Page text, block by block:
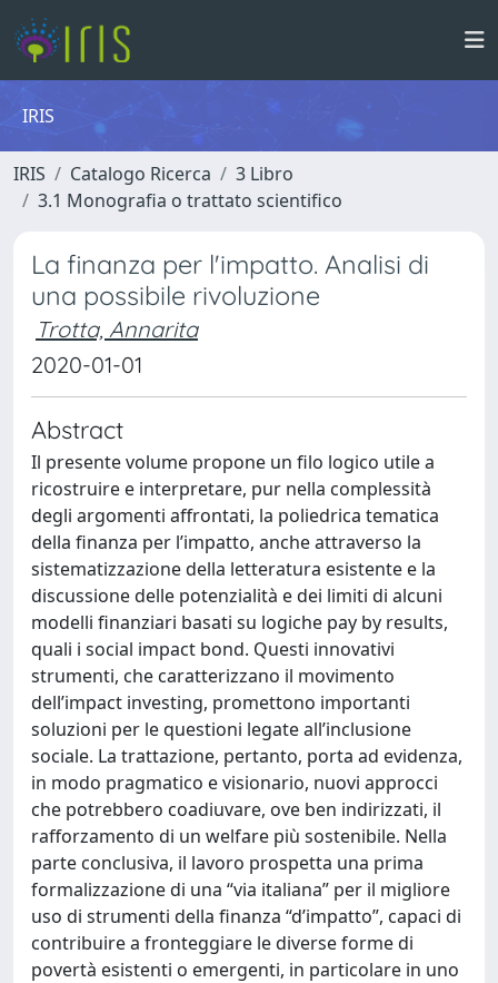
IRIS
IRIS Catalogo Ricerca
3 Libro
3.1 Monografia o trattato scientifico
La finanza per l'impatto. Analisi di
una possibile rivoluzione
Trotta, Annarita
2020-01-01
Abstract
Il presente volume propone un filo logico utile a
ricostruire e interpretare, pur nella complessità
degli argomenti affrontati, la poliedrica tematica
della finanza per l’impatto, anche attraverso la
sistematizzazione della letteratura esistente e la
discussione delle potenzialità e dei limiti di alcuni
modelli finanziari basati su logiche pay by results,
quali i social impact bond. Questi innovativi
strumenti, che caratterizzano il movimento
dell’impact investing, promettono importanti
soluzioni per le questioni legate all’inclusione
sociale. La trattazione, pertanto, porta ad evidenza,
in modo pragmatico e visionario, nuovi approcci
che potrebbero coadiuvare, ove ben indirizzati, il
rafforzamento di un welfare più sostenibile. Nella
parte conclusiva, il lavoro prospetta una prima
formalizzazione di una “via italiana” per il migliore
uso di strumenti della finanza “d’impatto”, capaci di
contribuire a fronteggiare le diverse forme di
povertà esistenti o emergenti, in particolare in uno